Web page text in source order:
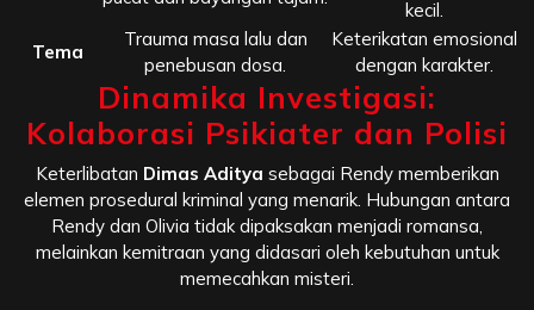
kecil.
Tema
Trauma masa lalu dan
penebusan dosa.
Keterikatan emosional
dengan karakter.
Dinamika Investigasi:
Kolaborasi Psikiater dan Polisi
Keterlibatan Dimas Aditya sebagai Rendy memberikan
elemen prosedural kriminal yang menarik. Hubungan antara
Rendy dan Olivia tidak dipaksakan menjadi romansa,
melainkan kemitraan yang didasari oleh kebutuhan untuk
memecahkan misteri.